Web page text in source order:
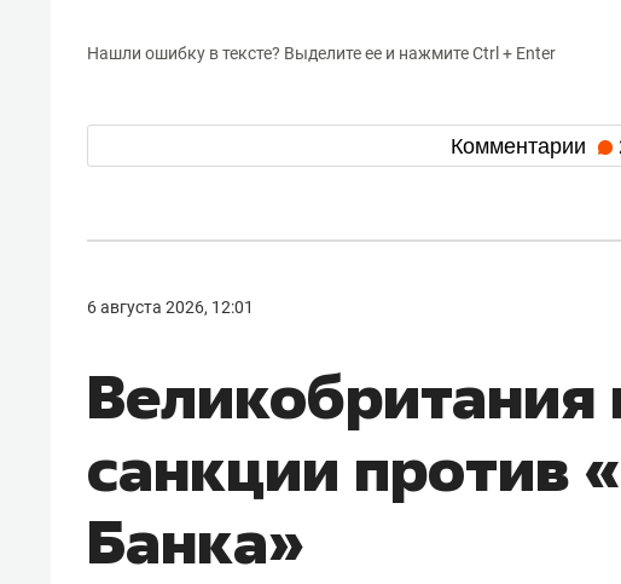
Нашли ошибку в тексте? Выделите ее и нажмите Ctrl + Enter
Комментарии
6 августа 2026, 12:01
Великобритания
санкции против
Банка»